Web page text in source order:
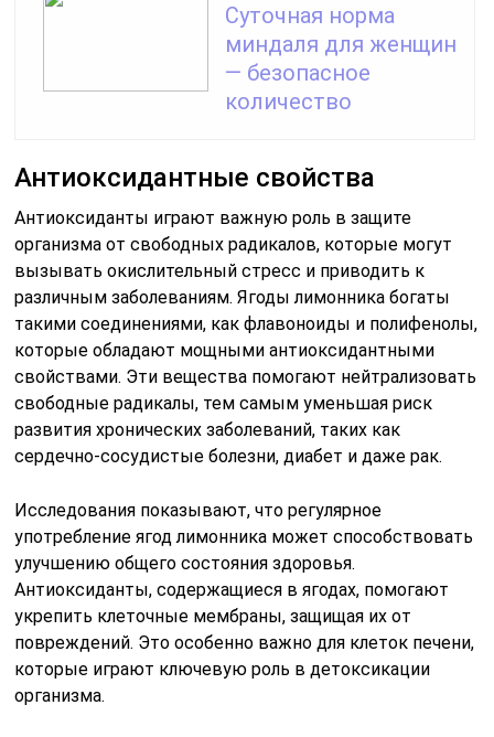
Суточная норма
миндаля для женщин
— безопасное
количество
Антиоксидантные свойства
Антиоксиданты играют важную роль в защите
организма от свободных радикалов, которые могут
вызывать окислительный стресс и приводить к
различным заболеваниям. Ягоды лимонника богаты
такими соединениями, как флавоноиды и полифенолы,
которые обладают мощными антиоксидантными
свойствами. Эти вещества помогают нейтрализовать
свободные радикалы, тем самым уменьшая риск
развития хронических заболеваний, таких как
сердечно-сосудистые болезни, диабет и даже рак.
Исследования показывают, что регулярное
употребление ягод лимонника может способствовать
улучшению общего состояния здоровья.
Антиоксиданты, содержащиеся в ягодах, помогают
укрепить клеточные мембраны, защищая их от
повреждений. Это особенно важно для клеток печени,
которые играют ключевую роль в детоксикации
организма.